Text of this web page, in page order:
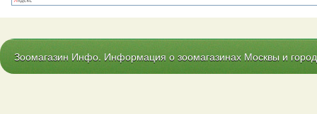
Зоомагазин Инфо. Информация о зоомагазинах Москвы и